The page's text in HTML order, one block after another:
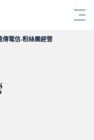
傳電信-粉絲團經營